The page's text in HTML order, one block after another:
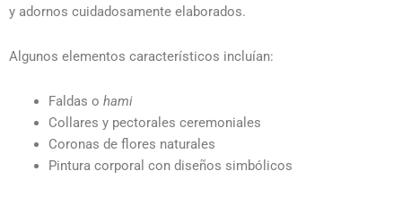
y adornos cuidadosamente elaborados.
Algunos elementos característicos incluían:
Faldas o hami
Collares y pectorales ceremoniales
Coronas de flores naturales
Pintura corporal con diseños simbólicos